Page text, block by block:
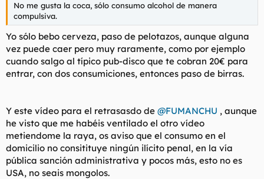
No me gusta la coca, sólo consumo alcohol de manera
compulsiva.
Yo sólo bebo cerveza, paso de pelotazos, aunque alguna
vez puede caer pero muy raramente, como por ejemplo
cuando salgo al típico pub-disco que te cobran 20€ para
entrar, con dos consumiciones, entonces paso de birras.
Y este vídeo para el retrasasdo de @FUMANCHU , aunque
he visto que me habéis ventilado el otro vídeo
metiendome la raya, os aviso que el consumo en el
domicilio no consitituye ningún ilícito penal, en la vía
pública sanción administrativa y pocos más, esto no es
USA, no seais mongolos.